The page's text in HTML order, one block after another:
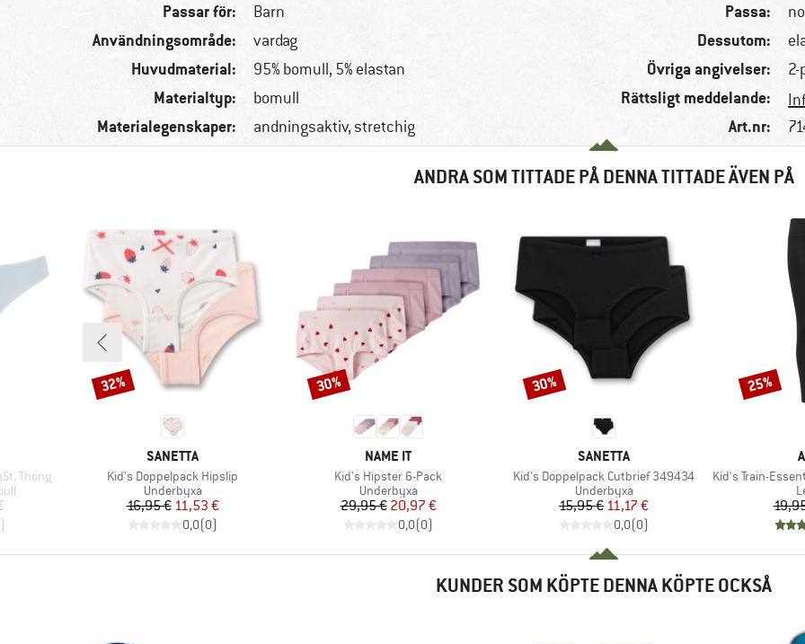
Passar för: Barn
Användningsområde: vardag
Huvudmaterial: 95% bomull, 5% elastan
Materialtyp: bomull
Materialegenskaper: andningsaktiv, stretchig
Passa:
Dessutom:
Övriga angivelser: 2-
Rättsligt meddelande:
Art.nr:
ANDRA SOM TITTADE PÅ DENNA TITTADE ÄVEN PÅ
Thong
pris
)
VARUMÄRKE
SANETTA
Produkter
Kid's Doppelpack Hipslip
Produktgrupp
Underbyxa
Pris
16,95 €Reducerat pris
11,53 €
0,0(0)
Rabatt
32%
VARUMÄRKE
NAME IT
Produkter
Kid's Hipster 6-Pack
Produktgrupp
Underbyxa
Pris
29,95 €Reducerat pris
20,97 €
0,0(0)
Rabatt
30%
VARUMÄRKE
SANETTA
Produkter
Kid's Doppelpack Cutbrief 349434
Produktgrupp
Underbyxa
Pris
15,95 €Reducerat pris
11,17 €
0,0(0)
Rabatt
30%
Produkter
Kid's Train-
Rabatt
25%
KUNDER SOM KÖPTE DENNA KÖPTE OCKSÅ